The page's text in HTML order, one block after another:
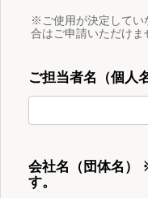
※ご使用が決定してい
合はご申請いただけま
ご担当者名（個人
会社名（団体名）
す。